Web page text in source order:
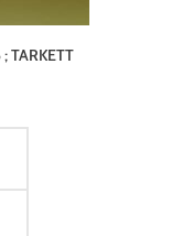
TARKETT